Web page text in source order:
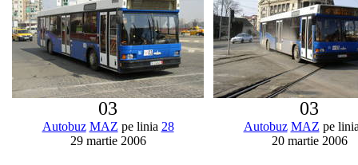
03
Autobuz MAZ pe linia 28
29 martie 2006
03
Autobuz MAZ pe
20 martie 2006